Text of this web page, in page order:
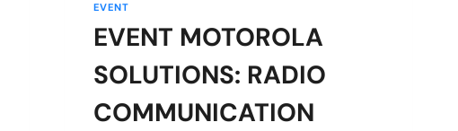
EVENT
EVENT MOTOROLA
SOLUTIONS: RADIO
COMMUNICATION